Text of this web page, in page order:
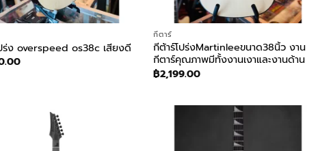
ร่ง overspeed os38c เสียงดี
กีตาร์
กีต้าร์โปร่งMartinleeขนาด38นิ้ว งาน
กีตาร์คุณภาพมีทั้งงานเงาและงานด้าน
฿2,199.00